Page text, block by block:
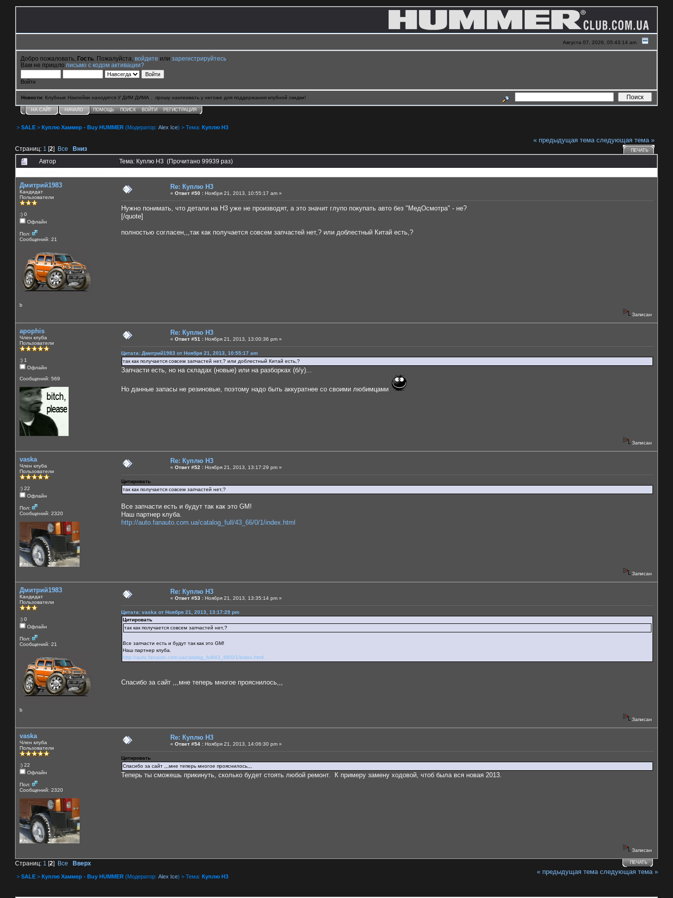
Августа 07, 2026, 05:43:14 am
Добро пожаловать, Гость . Пожалуйста, войдите или зарегистрируйтесь
Вам не пришло письмо с кодом активации?
Войти
Новости: Клубные Наклейки находятся У ДИМ ДИМА . прошу наклеивать у негоже для поддержания клубной скидки!
НА САЙТ НАЧАЛО ПОМОЩЬ ПОИСК ВОЙТИ РЕГИСТРАЦИЯ
> SALE > Куплю Хаммер - Buy HUMMER (Модератор: Alex Ice) > Тема: Куплю H3
Страниц: 1 [2] Все Вниз
« предыдущая тема следующая тема »
ПЕЧАТЬ
Автор Тема: Куплю H3 (Прочитано 99939 раз)
Дмитрий1983
Кандидат
Пользователи
:) 0
Офлайн
Пол:
Сообщений: 21
b
Re: Куплю H3
« Ответ #50 : Ноября 21, 2013, 10:55:17 am »
Нужно понимать, что детали на Н3 уже не производят, а это значит глупо покупать авто без "МедОсмотра" - не?
[/quote]
полностью согласен,,,так как получается совсем запчастей нет,? или доблестный Китай есть,?
Записан
apophis
Член клуба
Пользователи
:) 1
Офлайн
Сообщений: 569
Re: Куплю H3
« Ответ #51 : Ноября 21, 2013, 13:00:36 pm »
Цитата: Дмитрий1983 от Ноября 21, 2013, 10:55:17 am
так как получается совсем запчастей нет,? или доблестный Китай есть,?
Запчасти есть, но на складах (новые) или на разборках (б/у)...
Но данные запасы не резиновые, поэтому надо быть аккуратнее со своими любимцами
Записан
vaska
Член клуба
Пользователи
:) 22
Офлайн
Пол:
Сообщений: 2320
Re: Куплю H3
« Ответ #52 : Ноября 21, 2013, 13:17:29 pm »
Цитировать
так как получается совсем запчастей нет,?
Все запчасти есть и будут так как это GM!
Наш партнер клуба.
http://auto.fanauto.com.ua/catalog_full/43_66/0/1/index.html
Записан
Дмитрий1983
Кандидат
Пользователи
:) 0
Офлайн
Пол:
Сообщений: 21
b
Re: Куплю H3
« Ответ #53 : Ноября 21, 2013, 13:35:14 pm »
Цитата: vaska от Ноября 21, 2013, 13:17:29 pm
Цитировать
так как получается совсем запчастей нет,?
Все запчасти есть и будут так как это GM!
Наш партнер клуба.
http://auto.fanauto.com.ua/catalog_full/43_66/0/1/index.html
Cпасибо за сайт ,,,мне теперь многое прояснилось,,,
Записан
vaska
Член клуба
Пользователи
:) 22
Офлайн
Пол:
Сообщений: 2320
Re: Куплю H3
« Ответ #54 : Ноября 21, 2013, 14:06:30 pm »
Цитировать
Cпасибо за сайт ,,,мне теперь многое прояснилось,,,
Теперь ты сможешь прикинуть, сколько будет стоять любой ремонт. К примеру замену ходовой, чтоб была вся новая 2013.
Записан
Страниц: 1 [2] Все Вверх ПЕЧАТЬ
> SALE > Куплю Хаммер - Buy HUMMER (Модератор: Alex Ice) > Тема: Куплю H3
« предыдущая тема следующая тема »